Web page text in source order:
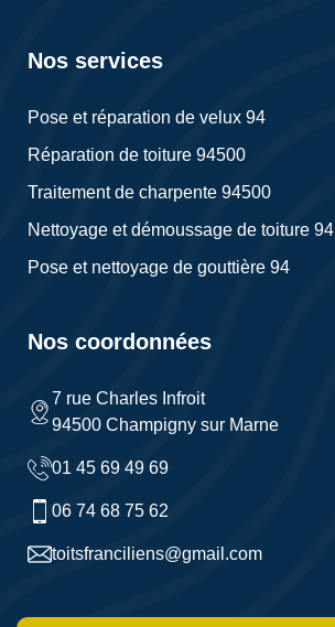
Nos services
Pose et réparation de velux 94
Réparation de toiture 94500
Traitement de charpente 94500
Nettoyage et démoussage de toiture 94
Pose et nettoyage de gouttière 94
Nos coordonnées
7 rue Charles Infroit
94500 Champigny sur Marne
01 45 69 49 69
06 74 68 75 62
toitsfranciliens@gmail.com